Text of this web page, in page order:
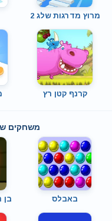
מרוץ מדרגות שלג 2
קרנף קטן רץ
משחקים
באבלס בן